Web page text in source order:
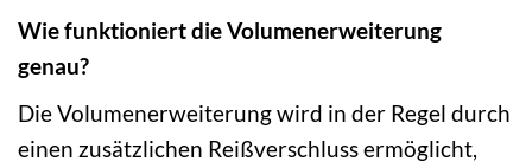
Wie funktioniert die Volumenerweiterung
genau?
Die Volumenerweiterung wird in der Regel durch
einen zusätzlichen Reißverschluss ermöglicht,